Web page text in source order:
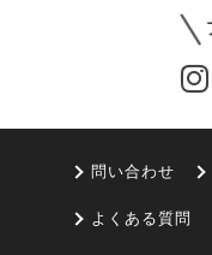
問い合わせ
よくある質問